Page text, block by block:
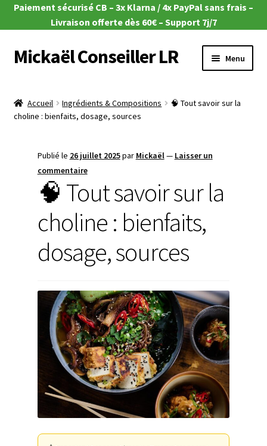
Paiement sécurisé CB – 3x Klarna / 4x PayPal sans frais –
Livraison offerte dès 60€ – Support 7j/7
Aller
à
navigation
Aller
au
Mickaël Conseiller LR Menu
le
🌿Aloe Vera
🧴Zeitgard
💄Make-up
🦠MicroSilver
🍎 Santé & Nutrition
👜 Accessoires
Shop LR Officiel
Devenir Partenaire LR
Accueil Ingrédients & Compositions
🧠 Tout savoir sur la
choline : bienfaits, dosage, sources
Publié le 26 juillet 2025par Mickaël— Laisser un
commentaire
🧠 Tout savoir sur la
choline : bienfaits,
dosage, sources